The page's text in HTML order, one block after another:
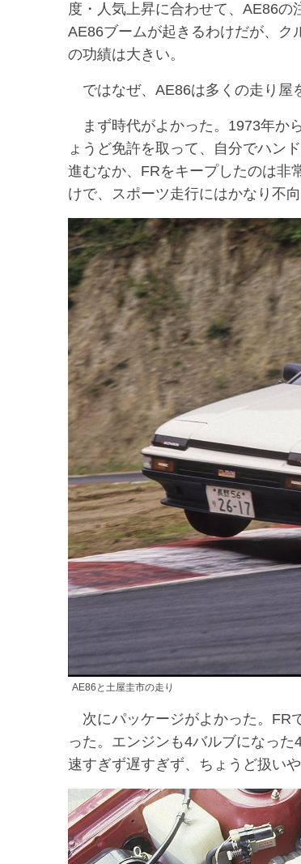
度・人気上昇に合わせて、AE86
AE86ブームが起きるわけだが、ク
の功績は大きい。
ではなぜ、AE86は多くの走り屋
まず時代がよかった。1973年か
ょうど免許を取って、自分でハン
進むなか、FRをキープしたのは非
けで、スポーツ走行にはかなり不向
AE86と土屋圭市の走り
次にパッケージがよかった。FR
った。エンジンも4バルブになっ
速すぎず遅すぎず、ちょうど扱い